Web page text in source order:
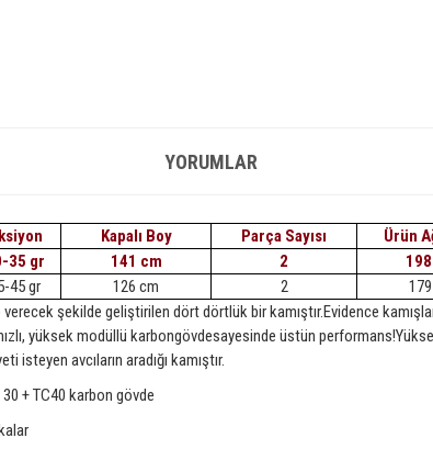
YORUMLAR
Kapalı Boy Parça Sayısı
Ürün
35 gr 141 cm 2
45 gr 126 cm 2
şekilde geliştirilen dört dörtlük bir kamıştır.Evidence
yüksek modüllü karbongövdesayesinde üstün
avcıların aradığı kamıştır.
+ TC40 karbon gövde